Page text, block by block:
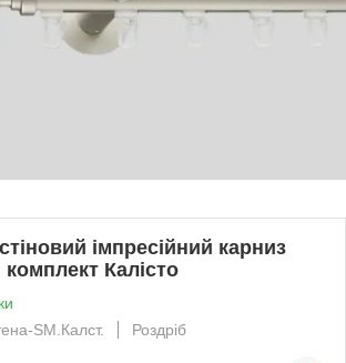
імпресійний карниз
Калісто
SM.Калст.
Роздріб